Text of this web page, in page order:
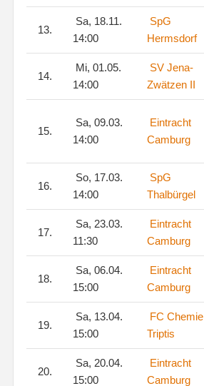
13.
Sa, 18.11.
14:00
SpG
Hermsdorf
14.
Mi, 01.05.
14:00
SV Jena-
Zwätzen II
15.
Sa, 09.03.
14:00
Eintracht
Camburg
16.
So, 17.03.
14:00
SpG
Thalbürgel
17.
Sa, 23.03.
11:30
Eintracht
Camburg
18.
Sa, 06.04.
15:00
Eintracht
Camburg
19.
Sa, 13.04.
15:00
FC Chemie
Triptis
20.
Sa, 20.04.
15:00
Eintracht
Camburg